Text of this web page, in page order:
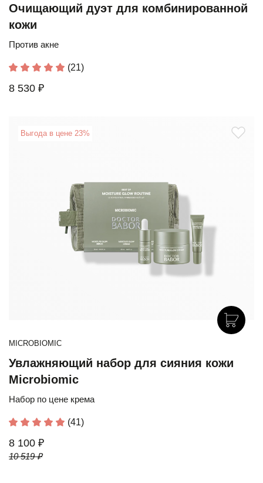
Очищающий дуэт для комбинированной
кожи
Против акне
(21)
8 530 ₽
Выгода в цене 23%
MICROBIOMIC
Увлажняющий набор для сияния кожи
Microbiomic
Набор по цене крема
(41)
8 100 ₽
10 519 ₽